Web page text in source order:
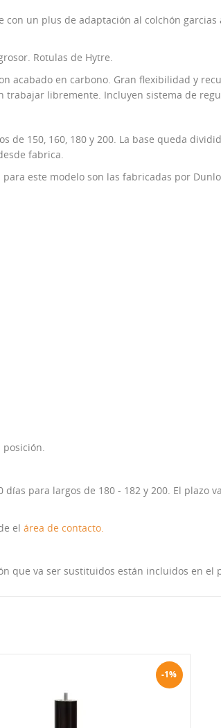
un plus de adaptación al colchón
Rotulas de Hytre.
acabado en carbono. Gran flexibilidad y
libremente. Incluyen sistema de
de 150, 160, 180 y 200. La base queda
fabrica.
este modelo son las fabricadas por
posición.
para largos de 180 - 182 y 200. El plazo
el área de contacto.
que va ser sustituidos están incluidos en
-1%